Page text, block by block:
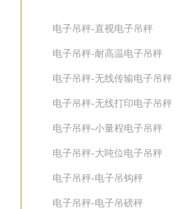
电子吊秤-直视电子吊秤
电子吊秤-耐高温电子吊秤
电子吊秤-无线传输电子吊秤
电子吊秤-无线打印电子吊秤
电子吊秤-小量程电子吊秤
电子吊秤-大吨位电子吊秤
电子吊秤-电子吊钩秤
电子吊秤-电子吊磅秤